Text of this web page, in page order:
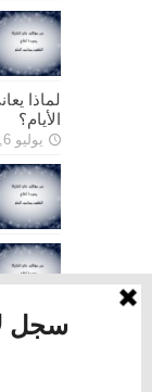
لماذا
الأيام؟
يوليو 6, 2021